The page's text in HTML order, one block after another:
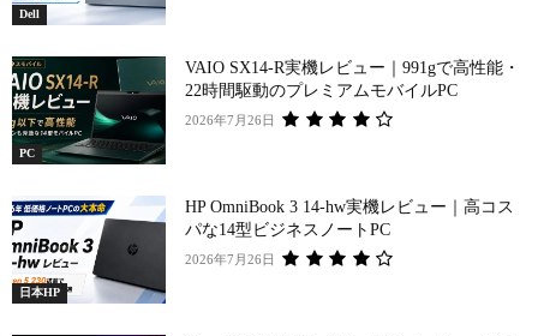
Dell
PC
VAIO SX14-R実機レビュー｜991gで高性能・
22時間駆動のプレミアムモバイルPC
2026年7月26日
日本HP
HP OmniBook 3 14-hw実機レビュー｜高コス
パな14型ビジネスノートPC
2026年7月26日